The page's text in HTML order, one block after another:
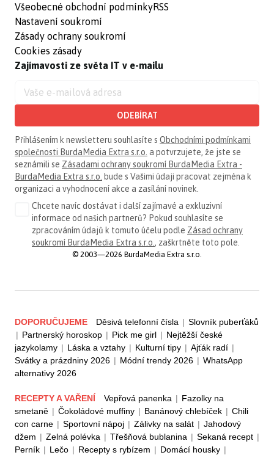
Všeobecné obchodní podmínky
Nastavení soukromí
Zásady ochrany soukromí
Cookies zásady
RSS
Zajímavosti ze světa IT v e-mailu
ODEBÍRAT
Přihlášením k newsletteru souhlasíte s Obchodními podmínkami
společnosti BurdaMedia Extra s.r.o. a potvrzujete, že jste se
seznámili se Zásadami ochrany soukromí BurdaMedia Extra -
BurdaMedia Extra s.r.o. bude s Vašimi údaji pracovat zejména k
organizaci a vyhodnocení akce a zasílání novinek.
Chcete navíc dostávat i další zajímavé a exkluzivní
informace od našich partnerů? Pokud souhlasíte se
zpracováním údajů k tomuto účelu podle Zásad ochrany
soukromí BurdaMedia Extra s.r.o. , zaškrtněte toto pole.
© 2003—2026 BurdaMedia Extra s.r.o.
DOPORUČUJEME Děsivá telefonní čísla | Slovník puberťáků
| Partnerský horoskop | Pick me girl | Nejtěžší české
jazykolamy | Láska a vztahy | Kulturní tipy | Ajťák radí |
Svátky a prázdniny 2026 | Módní trendy 2026 | WhatsApp
alternativy 2026
RECEPTY A VAŘENÍ Vepřová panenka | Fazolky na
smetaně | Čokoládové muffiny | Banánový chlebíček | Chili
con carne | Sportovní nápoj | Zálivky na salát | Jahodový
džem | Zelná polévka | Třešňová bublanina | Sekaná recept |
Perník | Lečo | Recepty s rybízem | Domácí housky |